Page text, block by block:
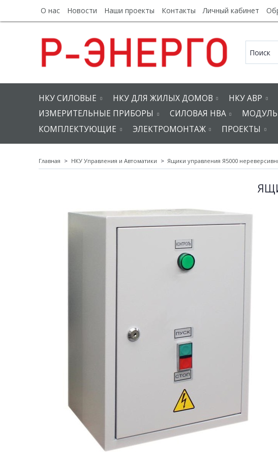
О нас Новости Наши проекты Контакты Личный кабинет
НКУ СИЛОВЫЕ НКУ ДЛЯ ЖИЛЫХ ДОМОВ НКУ АВР
ИЗМЕРИТЕЛЬНЫЕ ПРИБОРЫ
СИЛОВАЯ НВА
КОМПЛЕКТУЮЩИЕ
ЭЛЕКТРОМОНТАЖ ПРОЕКТЫ
Главная НКУ Управления и Автоматики Ящики управления Я5000